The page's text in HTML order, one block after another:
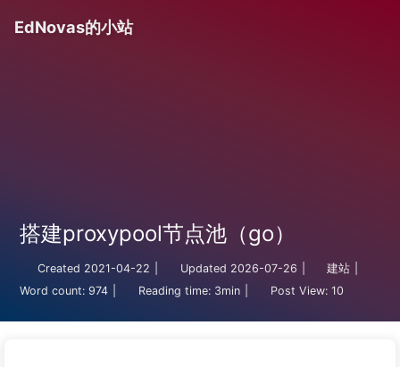
EdNovas的小站
搭建proxypool节点池（go）
Created 2021-04-22 Updated 2026-07-26 建站
Word count: 974 Reading time: 3min Post View: 10